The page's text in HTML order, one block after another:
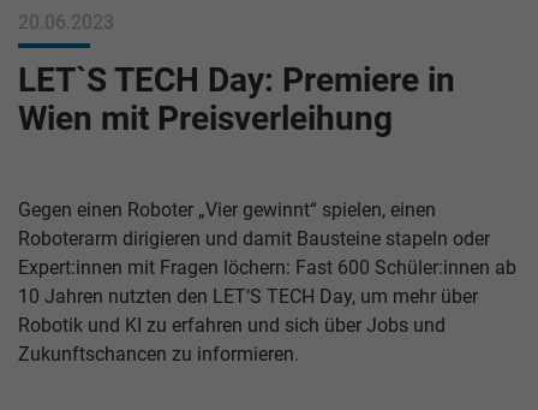
20.06.2023
LET`S TECH Day: Premiere in
Wien mit Preisverleihung
Gegen einen Roboter „Vier gewinnt“ spielen, einen
Roboterarm dirigieren und damit Bausteine stapeln oder
Expert:innen mit Fragen löchern: Fast 600 Schüler:innen ab
10 Jahren nutzten den LET‘S TECH Day, um mehr über
Robotik und KI zu erfahren und sich über Jobs und
Zukunftschancen zu informieren.